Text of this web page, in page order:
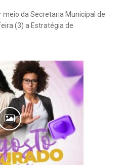
da Secretaria Municipal de
(3) a Estratégia de